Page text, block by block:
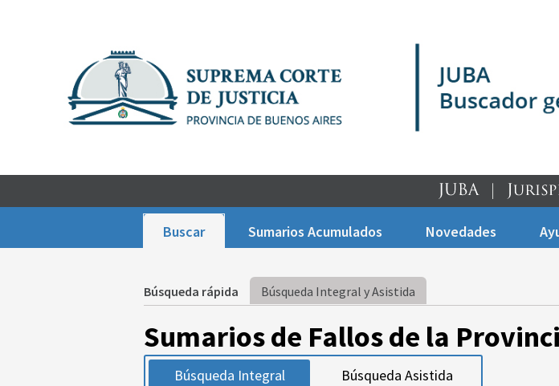
Buscar Sumarios Acumulados Novedades
Búsqueda rápida Búsqueda Integral y Asistida
Sumarios de Fallos de la
Búsqueda Integral Búsqueda Asistida